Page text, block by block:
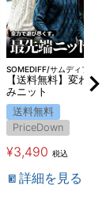
SOMEDIFF/サムディフ
【送料無料】変わり編
みニット
送料無料
PriceDown
¥3,490 税込
詳細を見る